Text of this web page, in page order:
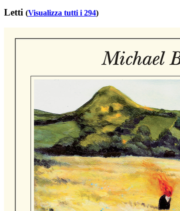
Letti (Visualizza tutti i 294)